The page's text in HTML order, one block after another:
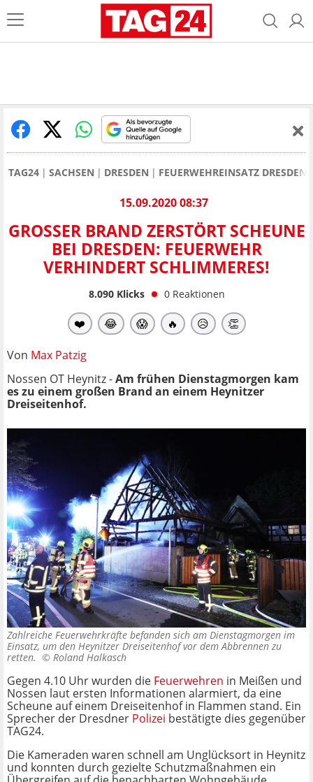
TAG24 SACHSEN DRESDEN FEUERWEHREINSATZ DRESDEN
15.09.2020 08:37
GROSSER BRAND ZERSTÖRT SCHEUNE B
EI DRESDEN: FEUERWEHR V
ERHINDERT SCHLIMMERES!
8.090Klicks 0 Reaktionen
❤️ 😂 😱 🔥 😥 👏
Von Max Patzig
Nossen OT Heynitz -Am frühen Dienstagmorgen kam
es zu einem großen Brand an einem Heynitzer
Dreiseitenhof.
Zahlreiche Feuerwehrkräfte befanden sich am Dienstagmorgen im
Einsatz, um den Heynitzer Dreiseitenhof vor dem Abbrennen zu
retten. © Roland Halkasch
Gegen 4.10 Uhr wurden die Feuerwehren in Meißen und
Nossen laut ersten Informationen alarmiert, da eine
Scheune auf einem Dreiseitenhof in Flammen stand. Ein
Sprecher der Dresdner Polizei bestätigte dies gegenüber
TAG24.
Die Kameraden waren schnell am Unglücksort in Heynitz
und konnten durch gezielte Schutzmaßnahmen ein